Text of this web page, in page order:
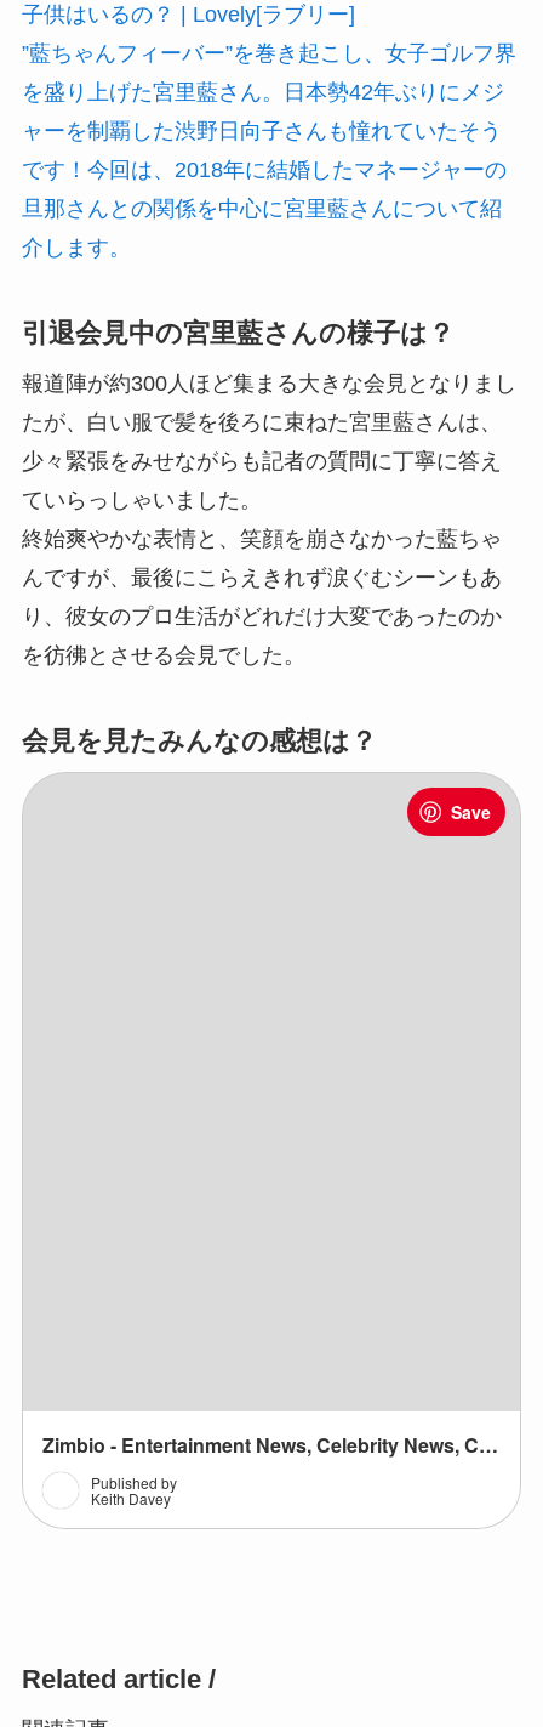
子供はいるの？ | Lovely[ラブリー]
”藍ちゃんフィーバー”を巻き起こし、女子ゴルフ界
を盛り上げた宮里藍さん。日本勢42年ぶりにメジ
ャーを制覇した渋野日向子さんも憧れていたそう
です！今回は、2018年に結婚したマネージャーの
旦那さんとの関係を中心に宮里藍さんについて紹
介します。
引退会見中の宮里藍さんの様子は？
報道陣が約300人ほど集まる大きな会見となりまし
たが、白い服で髪を後ろに束ねた宮里藍さんは、
少々緊張をみせながらも記者の質問に丁寧に答え
ていらっしゃいました。
終始爽やかな表情と、笑顔を崩さなかった藍ちゃ
んですが、最後にこらえきれず涙ぐむシーンもあ
り、彼女のプロ生活がどれだけ大変であったのか
を彷彿とさせる会見でした。
会見を見たみんなの感想は？
Related article /